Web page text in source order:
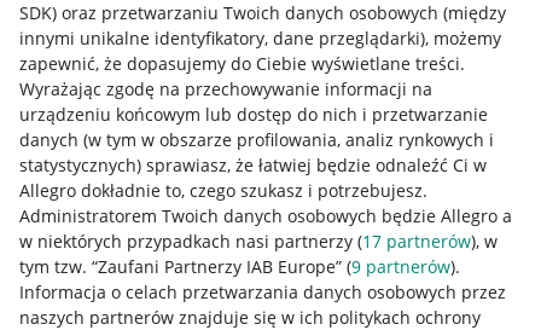
SDK) oraz przetwarzaniu Twoich danych osobowych (między
innymi unikalne identyfikatory, dane przeglądarki), możemy
zapewnić, że dopasujemy do Ciebie wyświetlane treści.
Wyrażając zgodę na przechowywanie informacji na
urządzeniu końcowym lub dostęp do nich i przetwarzanie
danych (w tym w obszarze profilowania, analiz rynkowych i
statystycznych) sprawiasz, że łatwiej będzie odnaleźć Ci w
Allegro dokładnie to, czego szukasz i potrzebujesz.
Administratorem Twoich danych osobowych będzie Allegro a
w niektórych przypadkach nasi partnerzy (17 partnerów), w
tym tzw. “Zaufani Partnerzy IAB Europe” (9 partnerów).
Informacja o celach przetwarzania danych osobowych przez
naszych partnerów znajduje się w ich politykach ochrony
Przydatne informacje